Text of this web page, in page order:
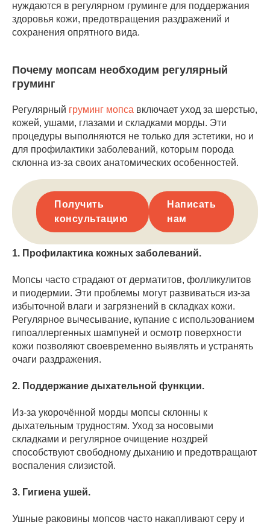
нуждаются в регулярном груминге для поддержания
здоровья кожи, предотвращения раздражений и
сохранения опрятного вида.
Почему мопсам необходим регулярный
груминг
Регулярный груминг мопса включает уход за шерстью,
кожей, ушами, глазами и складками морды. Эти
процедуры выполняются не только для эстетики, но и
для профилактики заболеваний, которым порода
склонна из-за своих анатомических особенностей.
Получить
консультацию
Написать
нам
1. Профилактика кожных заболеваний.
Мопсы часто страдают от дерматитов, фолликулитов
и пиодермии. Эти проблемы могут развиваться из-за
избыточной влаги и загрязнений в складках кожи.
Регулярное вычесывание, купание с использованием
гипоаллергенных шампуней и осмотр поверхности
кожи позволяют своевременно выявлять и устранять
очаги раздражения.
2. Поддержание дыхательной функции.
Из-за укорочённой морды мопсы склонны к
дыхательным трудностям. Уход за носовыми
складками и регулярное очищение ноздрей
способствуют свободному дыханию и предотвращают
воспаления слизистой.
3. Гигиена ушей.
Ушные раковины мопсов часто накапливают серу и